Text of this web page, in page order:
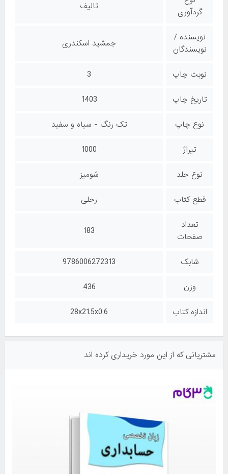
گردآوری
تالیف
نویسنده /
نویسندگان
جمشید اسکندری
نوبت چاپ 3
تاریخ چاپ 1403
نوع چاپ تک رنگ - سیاه و سفید
تیراژ 1000
نوع جلد شومیز
قطع کتاب رحلی
تعداد
صفحات
183
شابک 9786006272313
وزن 436
اندازه کتاب 28x21.5x0.6
مشتریانی که از این مورد خریداری کرده اند